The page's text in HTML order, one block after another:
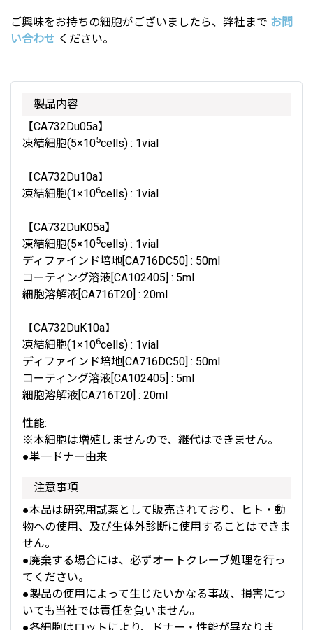
ご興味をお持ちの細胞がございましたら、弊社まで お問
い合わせ ください。
製品内容
【CA732Du05a】
凍結細胞(5×105cells) : 1vial
【CA732Du10a】
凍結細胞(1×106cells) : 1vial
【CA732DuK05a】
凍結細胞(5×105cells) : 1vial
ディファインド培地[CA716DC50] : 50ml
コーティング溶液[CA102405] : 5ml
細胞溶解液[CA716T20] : 20ml
【CA732DuK10a】
凍結細胞(1×106cells) : 1vial
ディファインド培地[CA716DC50] : 50ml
コーティング溶液[CA102405] : 5ml
細胞溶解液[CA716T20] : 20ml
性能:
※本細胞は増殖しませんので、継代はできません。
●単一ドナー由来
注意事項
●本品は研究用試薬として販売されており、ヒト・動
物への使用、及び生体外診断に使用することはできま
せん。
●廃棄する場合には、必ずオートクレーブ処理を行っ
てください。
●製品の使用によって生じたいかなる事故、損害につ
いても当社では責任を負いません。